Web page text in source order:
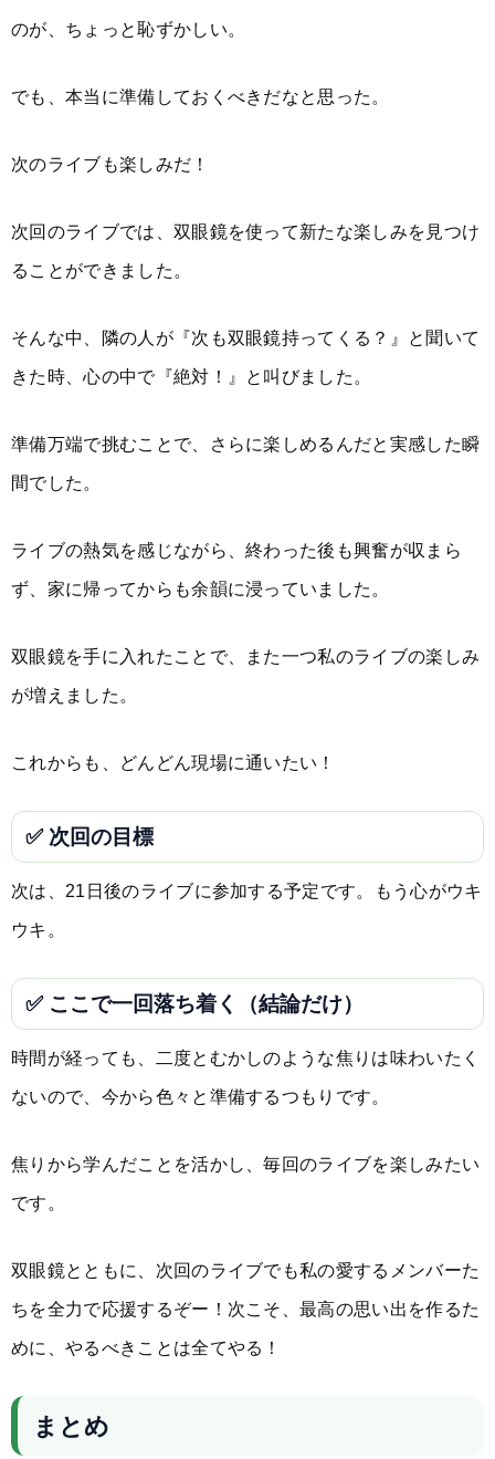
のが、ちょっと恥ずかしい。
でも、本当に準備しておくべきだなと思った。
次のライブも楽しみだ！
次回のライブでは、双眼鏡を使って新たな楽しみを見つけ
ることができました。
そんな中、隣の人が『次も双眼鏡持ってくる？』と聞いて
きた時、心の中で『絶対！』と叫びました。
準備万端で挑むことで、さらに楽しめるんだと実感した瞬
間でした。
ライブの熱気を感じながら、終わった後も興奮が収まら
ず、家に帰ってからも余韻に浸っていました。
双眼鏡を手に入れたことで、また一つ私のライブの楽しみ
が増えました。
これからも、どんどん現場に通いたい！
✅ 次回の目標
次は、21日後のライブに参加する予定です。もう心がウキ
ウキ。
✅ ここで一回落ち着く（結論だけ）
時間が経っても、二度とむかしのような焦りは味わいたく
ないので、今から色々と準備するつもりです。
焦りから学んだことを活かし、毎回のライブを楽しみたい
です。
双眼鏡とともに、次回のライブでも私の愛するメンバーた
ちを全力で応援するぞー！次こそ、最高の思い出を作るた
めに、やるべきことは全てやる！
まとめ